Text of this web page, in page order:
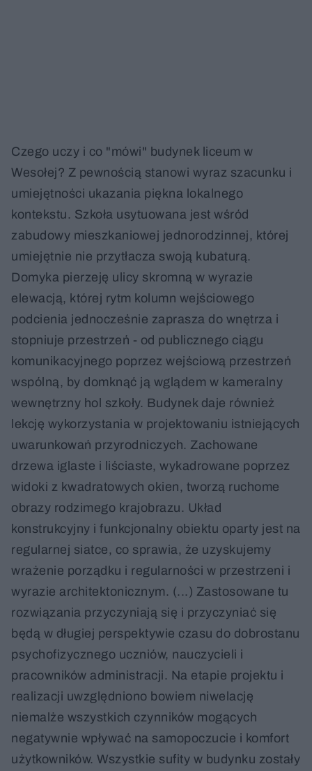
Czego uczy i co "mówi" budynek liceum w
Wesołej? Z pewnością stanowi wyraz szacunku i
umiejętności ukazania piękna lokalnego
kontekstu. Szkoła usytuowana jest wśród
zabudowy mieszkaniowej jednorodzinnej, której
umiejętnie nie przytłacza swoją kubaturą.
Domyka pierzeję ulicy skromną w wyrazie
elewacją, której rytm kolumn wejściowego
podcienia jednocześnie zaprasza do wnętrza i
stopniuje przestrzeń - od publicznego ciągu
komunikacyjnego poprzez wejściową przestrzeń
wspólną, by domknąć ją wglądem w kameralny
wewnętrzny hol szkoły. Budynek daje również
lekcję wykorzystania w projektowaniu istniejących
uwarunkowań przyrodniczych. Zachowane
drzewa iglaste i liściaste, wykadrowane poprzez
widoki z kwadratowych okien, tworzą ruchome
obrazy rodzimego krajobrazu. Układ
konstrukcyjny i funkcjonalny obiektu oparty jest na
regularnej siatce, co sprawia, że uzyskujemy
wrażenie porządku i regularności w przestrzeni i
wyrazie architektonicznym. (...) Zastosowane tu
rozwiązania przyczyniają się i przyczyniać się
będą w długiej perspektywie czasu do dobrostanu
psychofizycznego uczniów, nauczycieli i
pracowników administracji. Na etapie projektu i
realizacji uwzględniono bowiem niwelację
niemalże wszystkich czynników mogących
negatywnie wpływać na samopoczucie i komfort
użytkowników. Wszystkie sufity w budynku zostały